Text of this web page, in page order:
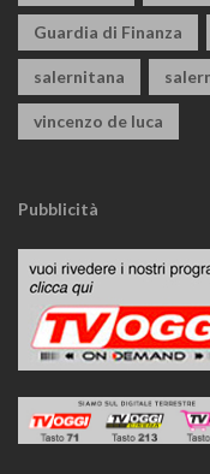
Guardia di Finanza
salernitana
vincenzo de luca
Pubblicità